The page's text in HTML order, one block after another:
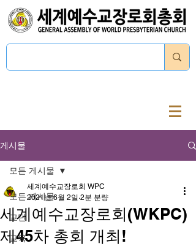
게시물
모든 게시물
교단
교육
모든 게시물
세계예수교장로회(WKPC)
제45차 총회 개최!
세계예수교장로회 WPC
2021년 6월 2일 2분 분량